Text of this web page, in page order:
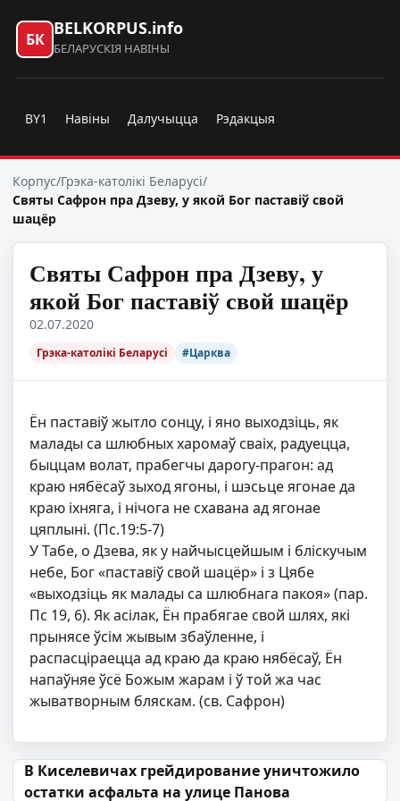
БК
BELKORPUS.info
БЕЛАРУСКІЯ НАВІНЫ
BY1 Навіны Далучыцца Рэдакцыя
Корпус/Грэка-католікі Беларусі/
Святы Сафрон пра Дзеву, у якой Бог паставіў свой
шацёр
Святы Сафрон пра Дзеву, у
якой Бог паставіў свой шацёр
02.07.2020
Грэка-католікі Беларусі #Царква
Ён паставіў жытло сонцу, і яно выходзіць, як
малады са шлюбных харомаў сваіх, радуецца,
быццам волат, прабегчы дарогу-прагон: ад
краю нябёсаў зыход ягоны, і шэсьце ягонае да
краю іхняга, і нічога не схавана ад ягонае
цяплыні. (Пс.19:5-7)
У Табе, о Дзева, як у найчысцейшым і бліску­чым
небе, Бог «паставіў свой шацёр» і з Цябе
«выходзіць як малады са шлюбнага пакоя» (пар.
Пс 19, 6). Як асілак, Ён прабягае свой шлях, які
прынясе ўсім жывым збаўленне, і
распасціраецца ад краю да краю нябёсаў, Ён
напаўняе ўсё Божым жарам і ў той жа час
жыватворным бляскам. (св. Сафрон)
Навігацыя па запісах
В Киселевичах грейдирование уничтожило
остатки асфальта на улице Панова